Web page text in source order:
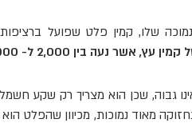
שלו, קמין פלט שפועל
אשר נעה בין 2,000 ל- 3,000 ₪